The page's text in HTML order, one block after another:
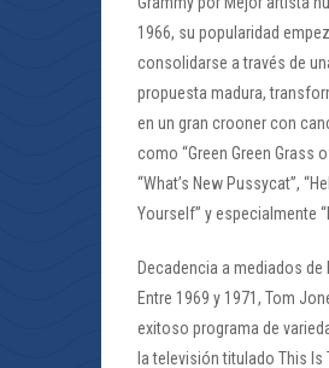
1966, su popularidad
consolidarse a través de
propuesta madura,
en un gran crooner con
como “Green Green Grass
“What’s New Pussycat”,
Yourself” y especialmente
Decadencia a mediados de
Entre 1969 y 1971, Tom
exitoso programa de
la televisión titulado This Is